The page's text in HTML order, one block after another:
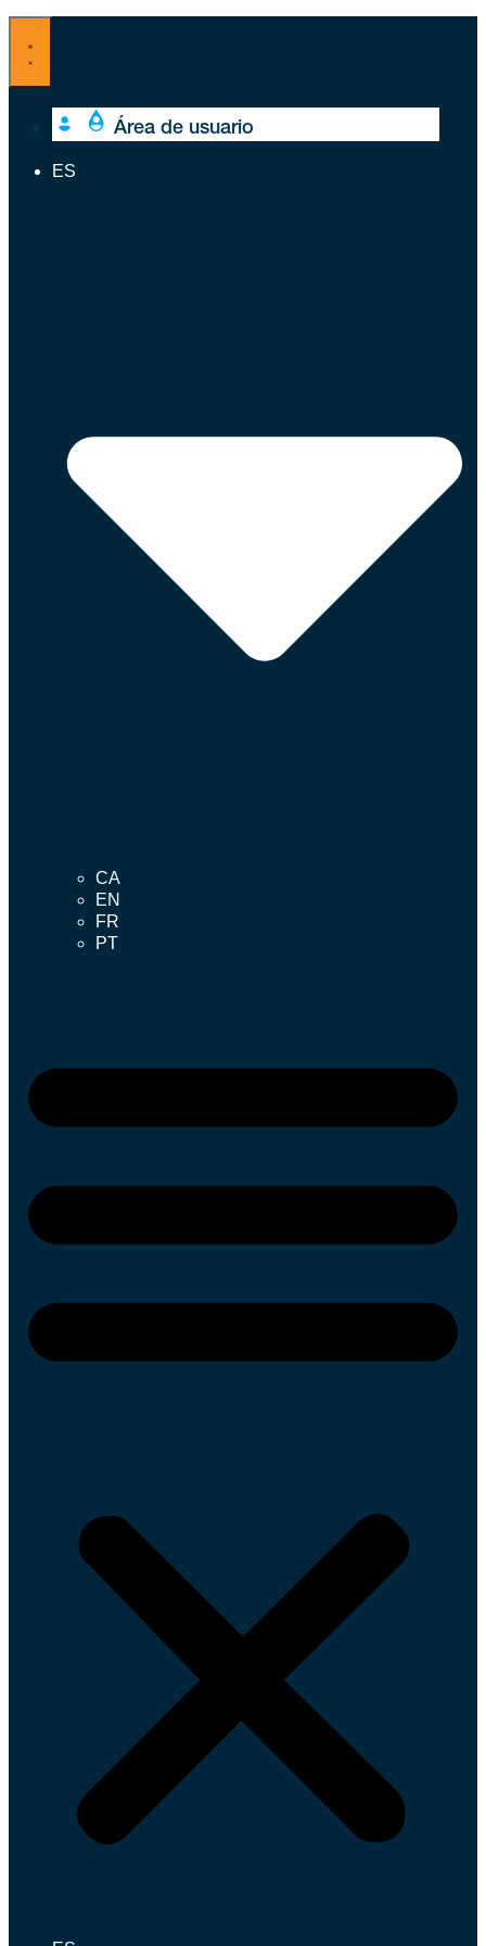
Ir
contenido
Área de usuario
ES
CA
EN
FR
PT